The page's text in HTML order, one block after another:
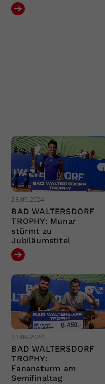
23.09.2024
BAD WALTERSDORF
TROPHY: Munar
stürmt zu
Jubiläumstitel
21.09.2024
BAD WALTERSDORF
TROPHY:
Fanansturm am
Semifinaltag